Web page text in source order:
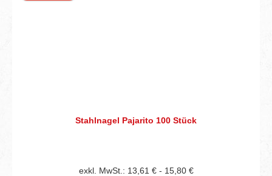
Stahlnagel Pajarito 100 Stück
exkl. MwSt.: 13,61 € - 15,80 €